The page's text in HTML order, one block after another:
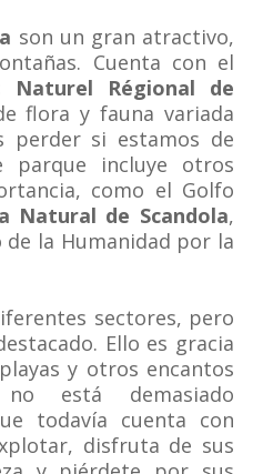
son un gran atractivo,
Cuenta con el
Naturel Régional de
flora y fauna variada
perder si estamos de
incluye otros
como el Golfo
Natural de Scandola,
la Humanidad por la
sectores, pero
Ello es gracia
y otros encantos
no está demasiado
todavía cuenta con
disfruta de sus